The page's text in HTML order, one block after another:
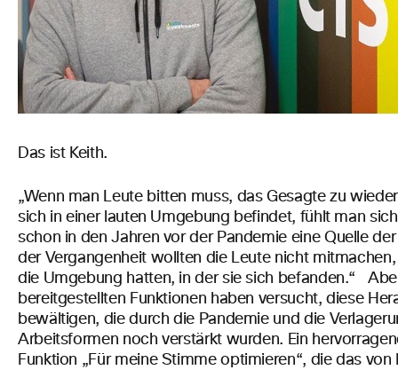
Das ist Keith.
„Wenn man Leute bitten muss, das Gesagte zu
sich in einer lauten Umgebung befindet, fühlt man
schon in den Jahren vor der Pandemie eine Quelle
der Vergangenheit wollten die Leute nicht
die Umgebung hatten, in der sie sich befanden.“
bereitgestellten Funktionen haben versucht, diese
bewältigen, die durch die Pandemie und die
Arbeitsformen noch verstärkt wurden. Ein
Funktion „Für meine Stimme optimieren“, die das